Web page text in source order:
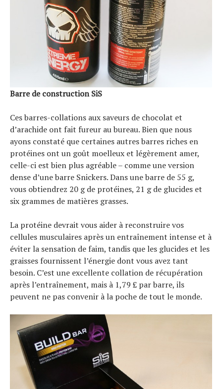
Barre de construction SiS
Ces barres-collations aux saveurs de chocolat et
d’arachide ont fait fureur au bureau. Bien que nous
ayons constaté que certaines autres barres riches en
protéines ont un goût moelleux et légèrement amer,
celle-ci est bien plus agréable – comme une version
dense d’une barre Snickers. Dans une barre de 55 g,
vous obtiendrez 20 g de protéines, 21 g de glucides et
six grammes de matières grasses.
La protéine devrait vous aider à reconstruire vos
cellules musculaires après un entraînement intense et à
éviter la sensation de faim, tandis que les glucides et les
graisses fournissent l’énergie dont vous avez tant
besoin. C’est une excellente collation de récupération
après l’entraînement, mais à 1,79 £ par barre, ils
peuvent ne pas convenir à la poche de tout le monde.